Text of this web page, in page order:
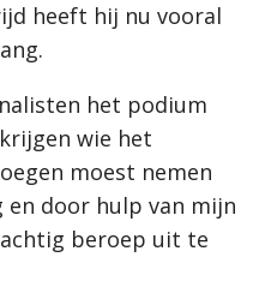
heeft hij nu vooral
het podium
wie het
moest nemen
en door hulp van mijn
beroep uit te